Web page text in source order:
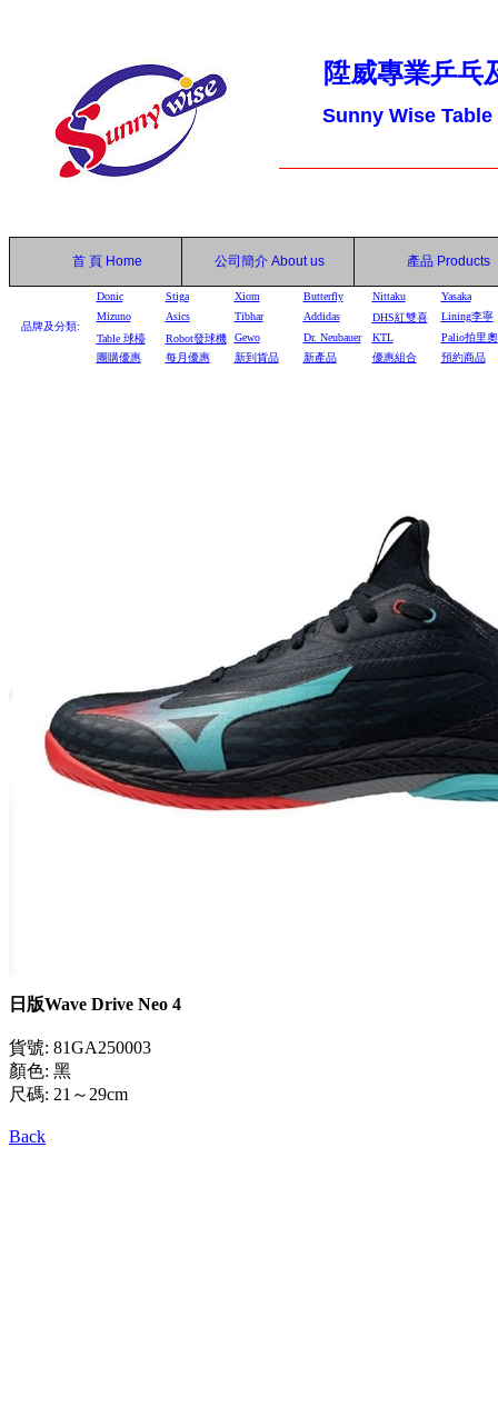
陞威專業乒乓
Sunny Wise
首 頁 Home 公司簡介 About us 產品 Products
品牌及分類:
Donic Stiga Xiom Butterfly Nittaku
Yasaka
Mizuno
Asics Tibhar Addidas DHS紅雙喜
Lining李寧
Table 球檯 Robot發球機 Gewo Dr. Neubauer KTL
Palio拍里奧
團購優惠
每月優惠 新到貨品 新產品 優惠組合 預約商品
日版Wave Drive Neo 4
貨號: 81GA250003
顏色: 黑
尺碼: 21～29cm
Back